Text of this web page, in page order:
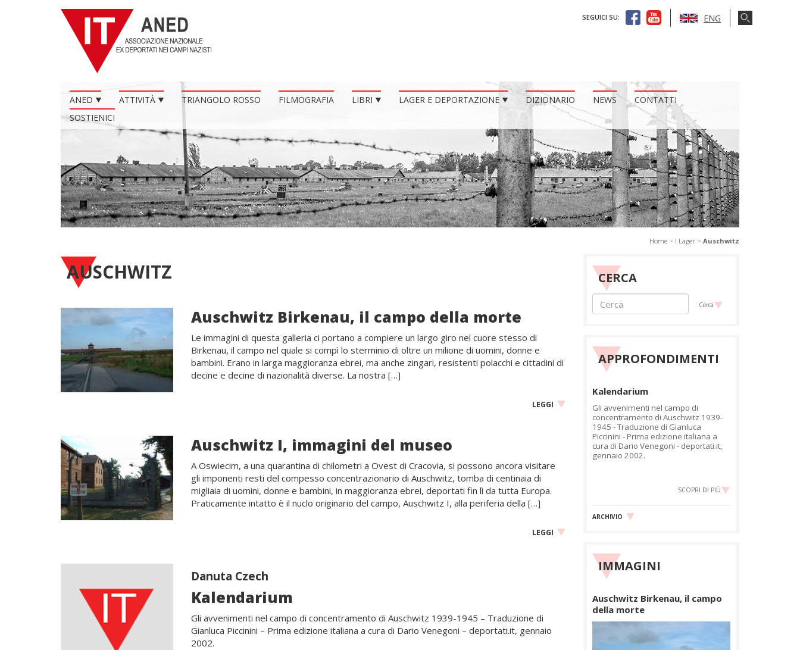
SEGUICI SU: ENG
ANED ATTIVITÀ TRIANGOLO ROSSO FILMOGRAFIA LIBRI LAGER E DEPORTAZIONE DIZIONARIO NEWS
CONTATTI
SOSTIENICI
Home > I Lager > Auschwitz
AUSCHWITZ
Auschwitz Birkenau, il campo della morte
Le immagini di questa galleria ci portano a compiere un largo giro nel cuore stesso di
Birkenau, il campo nel quale si compì lo sterminio di oltre un milione di uomini, donne e
bambini. Erano in larga maggioranza ebrei, ma anche zingari, resistenti polacchi e cittadini di
decine e decine di nazionalità diverse. La nostra […]
LEGGI
Auschwitz I, immagini del museo
A Oswiecim, a una quarantina di chilometri a Ovest di Cracovia, si possono ancora visitare
gli imponenti resti del compesso concentrazionario di Auschwitz, tomba di centinaia di
migliaia di uomini, donne e bambini, in maggioranza ebrei, deportati fin lì da tutta Europa.
Praticamente intatto è il nuclo originario del campo, Auschwitz I, alla periferia della […]
LEGGI
Danuta Czech
Kalendarium
Gli avvenimenti nel campo di concentramento di Auschwitz 1939-1945 – Traduzione di
Gianluca Piccinini – Prima edizione italiana a cura di Dario Venegoni – deportati.it, gennaio
2002.
CERCA
Cerca
APPROFONDIMENTI
Kalendarium
Gli avvenimenti nel campo di
concentramento di Auschwitz 1939-
1945 - Traduzione di Gianluca
Piccinini - Prima edizione italiana a
cura di Dario Venegoni - deportati.it,
gennaio 2002.
SCOPRI DI PIÙ
ARCHIVIO
IMMAGINI
Auschwitz Birkenau, il campo
della morte